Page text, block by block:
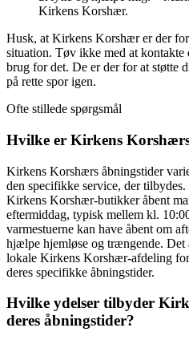
Kirkens Korshær.
Husk, at Kirkens Korshær er der
situation. Tøv ikke med at
brug for det. De er der for at støtte
på rette spor igen.
Ofte stillede spørgsmål
Hvilke er Kirkens
Kirkens Korshærs åbningstider
den specifikke service, der
Kirkens Korshær-butikker åbent
eftermiddag, typisk mellem kl.
varmestuerne kan have åbent om
hjælpe hjemløse og trængende. Det
lokale Kirkens Korshær-afdeling
deres specifikke åbningstider.
Hvilke ydelser tilbyder
deres åbningstider?